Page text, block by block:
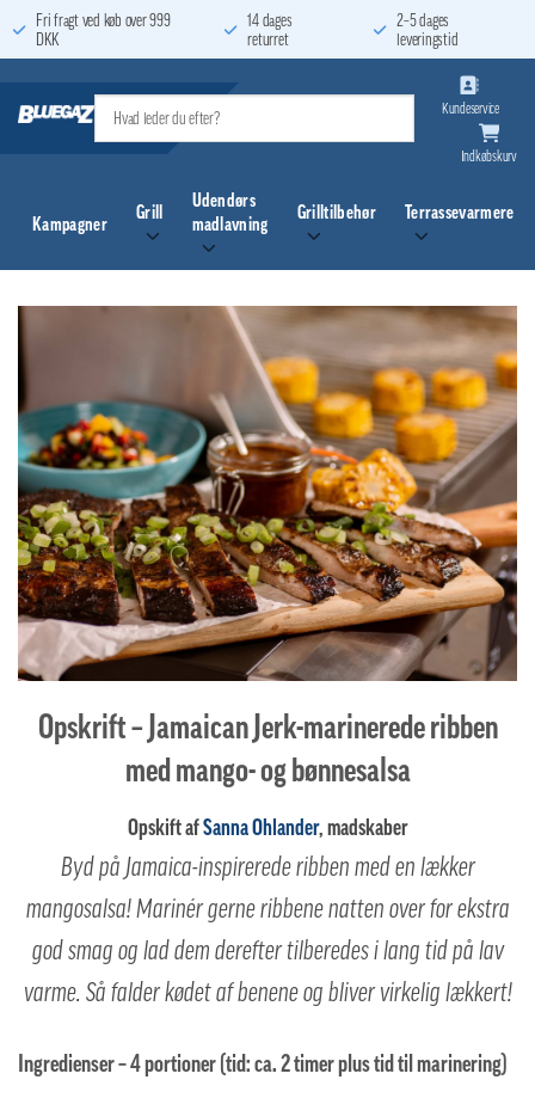
Fortsæt
til
Fri fragt ved køb over 999
DKK
14 dages
returret
2–5 dages
leveringstid
Kundeservice
Indkøbskurv
Kampagner
Grill
Udendørs
madlavning
Grilltilbehør Terrassevarmere
Opskrift – Jamaican Jerk-marinerede ribben
med mango- og bønnesalsa
Opskift afSanna Ohlander, madskaber
Byd på Jamaica-inspirerede ribben med en lækker
mangosalsa! Marinér gerne ribbene natten over for ekstra
god smag og lad dem derefter tilberedes i lang tid på lav
varme. Så falder kødet af benene og bliver virkelig lækkert!
Ingredienser – 4 portioner (tid: ca. 2 timer plus tid til marinering)